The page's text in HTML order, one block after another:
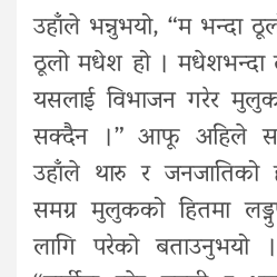
उहाँले भन्नुभयो, “म भन्दा ठूलो
ठूलो मधेश हो ।
यसलाई विभाजन गरेर
सक्दैन ।” आफू अहिले
उहाँले थारु र
समग्र मुलुकको हितमा
लागि परेको बताउनुभयो